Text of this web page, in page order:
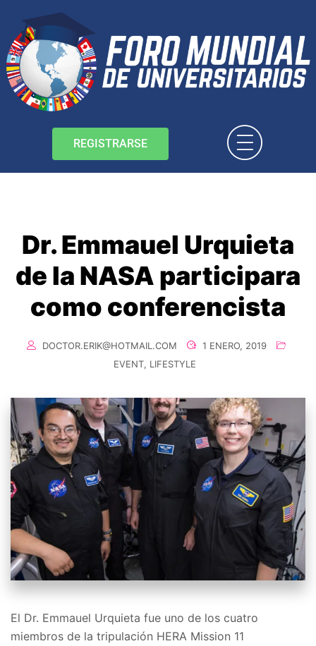
REGISTRARSE
Dr. Emmauel Urquieta
de la NASA participara
como conferencista
DOCTOR.ERIK@HOTMAIL.COM
1 ENERO, 2019
EVENT, LIFESTYLE
El Dr. Emmauel Urquieta fue uno de los cuatro
miembros de la tripulación HERA Mission 11